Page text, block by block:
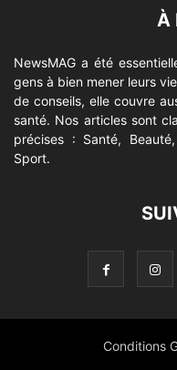
À
NewsMAG a été
gens à bien mener leurs
de conseils, elle couvre
santé. Nos articles sont
précises : Santé,
Sport.
Conditions